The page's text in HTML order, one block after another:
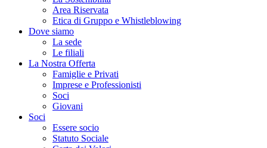
Area Riservata
Etica di Gruppo e Whistleblowing
Dove siamo
La sede
Le filiali
La Nostra Offerta
Famiglie e Privati
Imprese e Professionisti
Soci
Giovani
Soci
Essere socio
Statuto Sociale